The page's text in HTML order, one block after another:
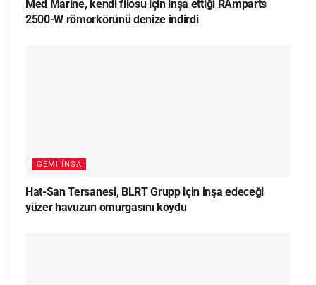
Med Marine, kendi filosu için inşa ettiği RAmparts
2500-W römorkörünü denize indirdi
GEMI İNŞA
Hat-San Tersanesi, BLRT Grupp için inşa edeceği
yüzer havuzun omurgasını koydu